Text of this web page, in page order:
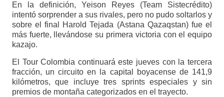
En la definición, Yeison Reyes (Team Sistecrédito)
intentó sorprender a sus rivales, pero no pudo soltarlos y
sobre el final Harold Tejada (Astana Qazaqstan) fue el
más fuerte, llevándose su primera victoria con el equipo
kazajo.
El Tour Colombia continuará este jueves con la tercera
fracción, un circuito en la capital boyacense de 141,9
kilómetros, que incluye tres sprints especiales y sin
premios de montaña categorizados en el trayecto.